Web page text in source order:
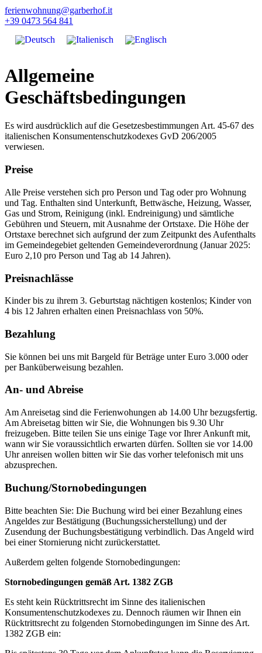
ferienwohnung@garberhof.it
+39 0473 564 841
Allgemeine
Geschäftsbedingungen
Es wird ausdrücklich auf die Gesetzesbestimmungen Art. 45-67 des
italienischen Konsumentenschutzkodexes GvD 206/2005
verwiesen.
Preise
Alle Preise verstehen sich pro Person und Tag oder pro Wohnung
und Tag. Enthalten sind Unterkunft, Bettwäsche, Heizung, Wasser,
Gas und Strom, Reinigung (inkl. Endreinigung) und sämtliche
Gebühren und Steuern, mit Ausnahme der Ortstaxe. Die Höhe der
Ortstaxe berechnet sich aufgrund der zum Zeitpunkt des Aufenthalts
im Gemeindegebiet geltenden Gemeindeverordnung (Januar 2025:
Euro 2,10 pro Person und Tag ab 14 Jahren).
Preisnachlässe
Kinder bis zu ihrem 3. Geburtstag nächtigen kostenlos; Kinder von
4 bis 12 Jahren erhalten einen Preisnachlass von 50%.
Bezahlung
Sie können bei uns mit Bargeld für Beträge unter Euro 3.000 oder
per Banküberweisung bezahlen.
An- und Abreise
Am Anreisetag sind die Ferienwohungen ab 14.00 Uhr bezugsfertig.
Am Abreisetag bitten wir Sie, die Wohnungen bis 9.30 Uhr
freizugeben. Bitte teilen Sie uns einige Tage vor Ihrer Ankunft mit,
wann wir Sie voraussichtlich erwarten dürfen. Sollten sie vor 14.00
Uhr anreisen wollen bitten wir Sie das vorher telefonisch mit uns
abzusprechen.
Buchung/Stornobedingungen
Bitte beachten Sie: Die Buchung wird bei einer Bezahlung eines
Angeldes zur Bestätigung (Buchungssicherstellung) und der
Zusendung der Buchungsbestätigung verbindlich. Das Angeld wird
bei einer Stornierung nicht zurückerstattet.
Außerdem gelten folgende Stornobedingungen:
Stornobedingungen gemäß Art. 1382 ZGB
Es steht kein Rücktrittsrecht im Sinne des italienischen
Konsumentenschutzkodexes zu. Dennoch räumen wir Ihnen ein
Rücktrittsrecht zu folgenden Stornobedingungen im Sinne des Art.
1382 ZGB ein: